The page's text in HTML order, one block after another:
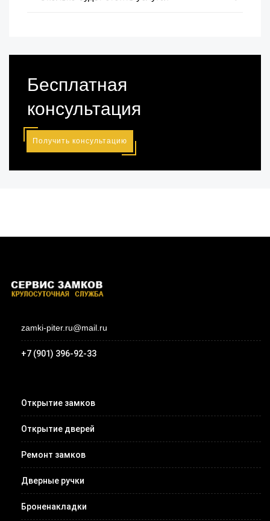
Бесплатная
консультация
Получить консультацию
zamki-piter.ru@mail.ru
+7 (901) 396-92-33
Открытие замков
Открытие дверей
Ремонт замков
Дверные ручки
Броненакладки